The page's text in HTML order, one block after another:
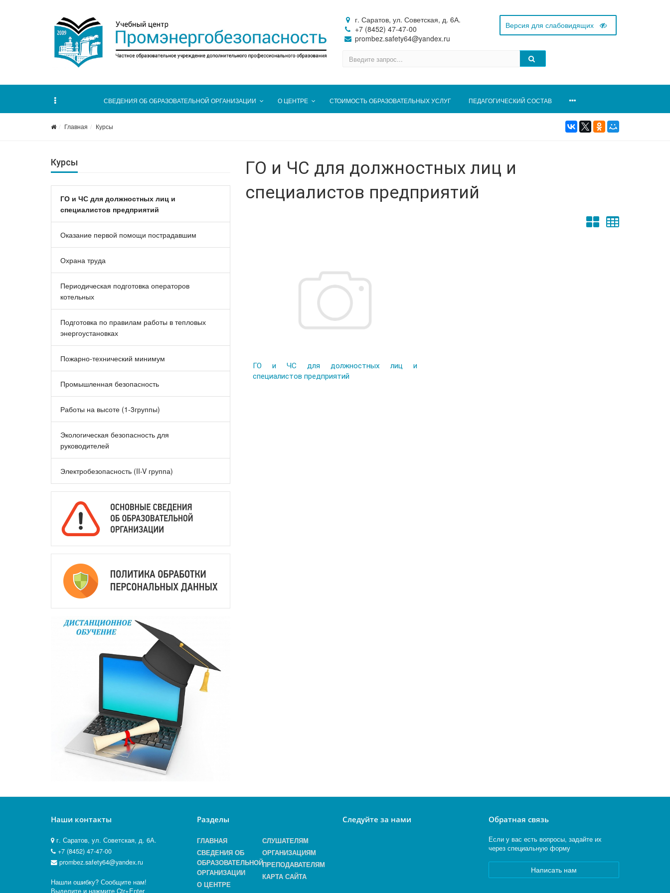
г. Саратов, ул. Советская, д. 6А.
+7 (8452) 47-47-00
prombez.safety64@yandex.ru
СВЕДЕНИЯ ОБ ОБРАЗОВАТЕЛЬНОЙ ОРГАНИЗАЦИИ О ЦЕНТРЕ СТОИМОСТЬ ОБРАЗОВАТЕЛЬНЫХ УСЛУГ ПЕДАГОГИЧЕСКИЙ СОСТАВ
Главная Курсы
Курсы
ГО и ЧС для должностных лиц и
специалистов предприятий
Оказание первой помощи пострадавшим
Охрана труда
Периодическая подготовка операторов
котельных
Подготовка по правилам работы в тепловых
энергоустановках
Пожарно-технический минимум
Промышленная безопасность
Работы на высоте (1-3группы)
Экологическая безопасность для
руководителей
Электробезопасность (II-V группа)
ГО и ЧС для должностных лиц и
специалистов предприятий
ГО и ЧС для должностных лиц и
специалистов предприятий
Наши контакты
г. Саратов, ул. Советская, д. 6А.
+7 (8452) 47-47-00
prombez.safety64@yandex.ru
Нашли ошибку? Сообщите нам!
Выделите и нажмите Ctr+Enter
Разделы
ГЛАВНАЯ
СВЕДЕНИЯ ОБ
ОБРАЗОВАТЕЛЬНОЙ
ОРГАНИЗАЦИИ
О ЦЕНТРЕ
СЛУШАТЕЛЯМ
ОРГАНИЗАЦИЯМ
ПРЕПОДАВАТЕЛЯМ
КАРТА САЙТА
Следуйте за нами Обратная связь
Если у вас есть вопросы, задайте их
через специальную форму
Написать нам